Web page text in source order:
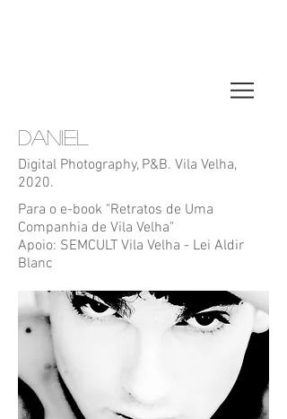
DANIEL
Digital Photography, P&B. Vila Velha,
2020.
Para o e-book "Retratos de Uma
Companhia de Vila Velha"
Apoio: SEMCULT Vila Velha - Lei Aldir
Blanc